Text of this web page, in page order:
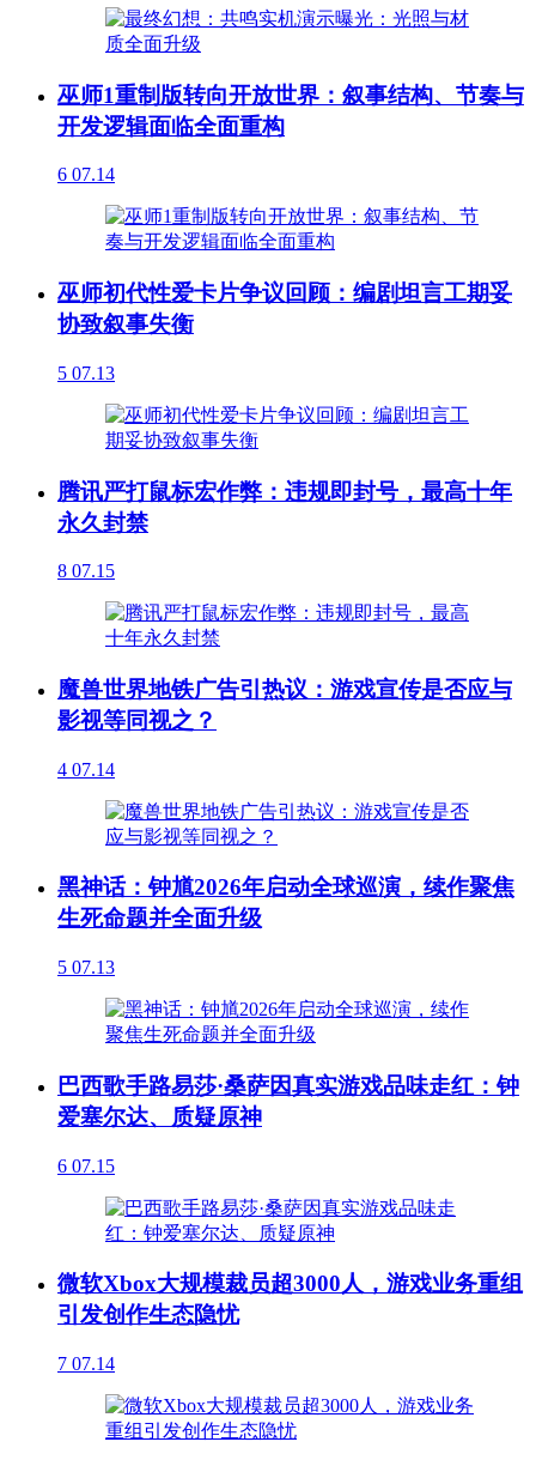
巫师1重制版转向开放世界：叙事结构、节奏与
开发逻辑面临全面重构
6 07.14
巫师初代性爱卡片争议回顾：编剧坦言工期妥
协致叙事失衡
5 07.13
腾讯严打鼠标宏作弊：违规即封号，最高十年
永久封禁
8 07.15
魔兽世界地铁广告引热议：游戏宣传是否应与
影视等同视之？
4 07.14
黑神话：钟馗2026年启动全球巡演，续作聚焦
生死命题并全面升级
5 07.13
巴西歌手路易莎·桑萨因真实游戏品味走红：钟
爱塞尔达、质疑原神
6 07.15
微软Xbox大规模裁员超3000人，游戏业务重组
引发创作生态隐忧
7 07.14